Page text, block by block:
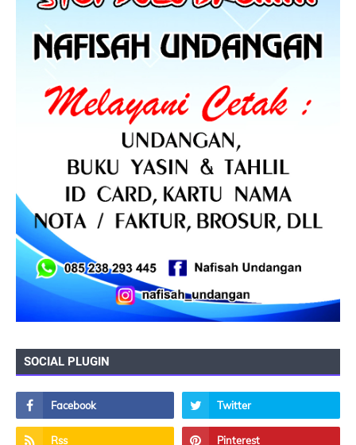
SOCIAL PLUGIN